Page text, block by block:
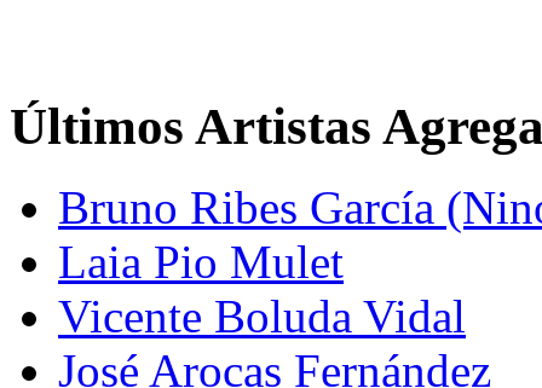
Últimos Artistas
Bruno Ribes García
Laia Pio Mulet
Vicente Boluda Vidal
José Arocas Fernández